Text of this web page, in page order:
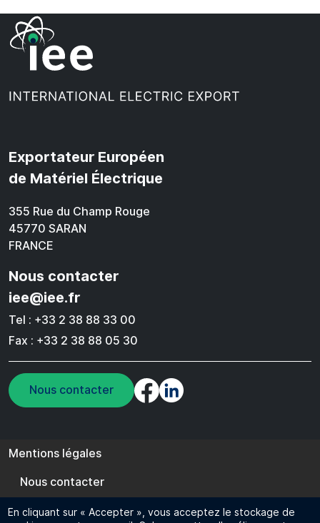
Exportateur Européen
de Matériel Électrique
355 Rue du Champ Rouge
45770 SARAN
FRANCE
Nous contacter
iee@iee.fr
Tel : +33 2 38 88 33 00
Fax : +33 2 38 88 05 30
Nous contacter
Pied de page
Mentions légales
Nous contacter
Cookie management
En cliquant sur « Accepter », vous acceptez le stockage de